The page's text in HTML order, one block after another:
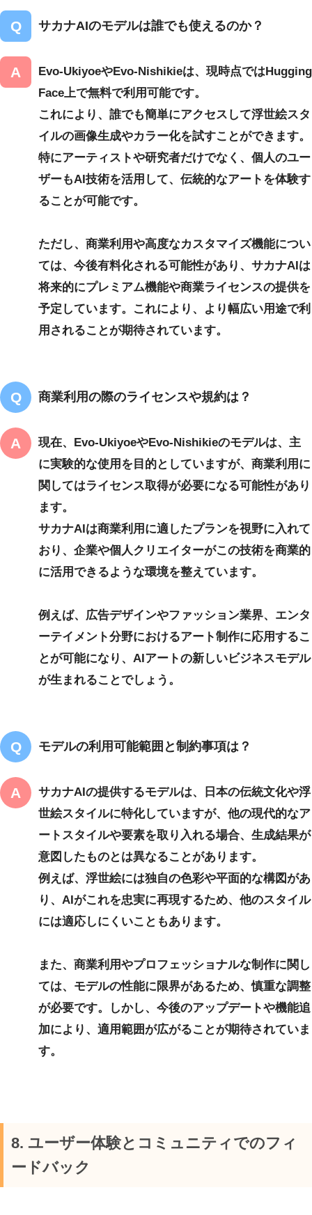
サカナAIのモデルは誰でも使えるのか？
Evo-UkiyoeやEvo-Nishikieは、現時点ではHugging
Face上で無料で利用可能です。
これにより、誰でも簡単にアクセスして浮世絵スタ
イルの画像生成やカラー化を試すことができます。
特にアーティストや研究者だけでなく、個人のユー
ザーもAI技術を活用して、伝統的なアートを体験す
ることが可能です。
ただし、商業利用や高度なカスタマイズ機能につい
ては、今後有料化される可能性があり、サカナAIは
将来的にプレミアム機能や商業ライセンスの提供を
予定しています。これにより、より幅広い用途で利
用されることが期待されています。
商業利用の際のライセンスや規約は？
現在、Evo-UkiyoeやEvo-Nishikieのモデルは、主
に実験的な使用を目的としていますが、商業利用に
関してはライセンス取得が必要になる可能性があり
ます。
サカナAIは商業利用に適したプランを視野に入れて
おり、企業や個人クリエイターがこの技術を商業的
に活用できるような環境を整えています。
例えば、広告デザインやファッション業界、エンタ
ーテイメント分野におけるアート制作に応用するこ
とが可能になり、AIアートの新しいビジネスモデル
が生まれることでしょう。
モデルの利用可能範囲と制約事項は？
サカナAIの提供するモデルは、日本の伝統文化や浮
世絵スタイルに特化していますが、他の現代的なア
ートスタイルや要素を取り入れる場合、生成結果が
意図したものとは異なることがあります。
例えば、浮世絵には独自の色彩や平面的な構図があ
り、AIがこれを忠実に再現するため、他のスタイル
には適応しにくいこともあります。
また、商業利用やプロフェッショナルな制作に関し
ては、モデルの性能に限界があるため、慎重な調整
が必要です。しかし、今後のアップデートや機能追
加により、適用範囲が広がることが期待されていま
す。
8. ユーザー体験とコミュニティでのフィ
ードバック